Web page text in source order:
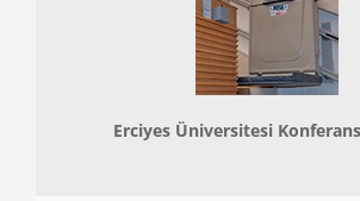
Erciyes Üniversitesi